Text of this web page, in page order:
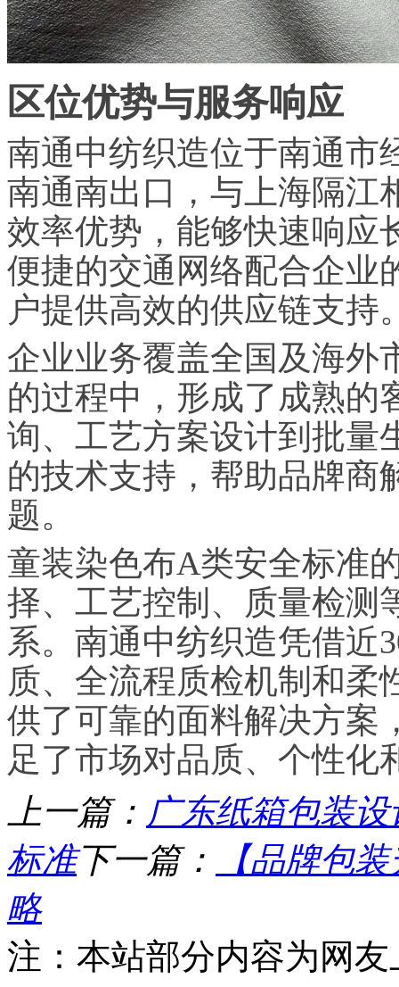
区位优势与服务响应
南通中纺织造位于南通市
南通南出口，与上海隔江
效率优势，能够快速响应
便捷的交通网络配合企业
户提供高效的供应链支持
企业业务覆盖全国及海外
的过程中，形成了成熟的
询、工艺方案设计到批量
的技术支持，帮助品牌商
题。
童装染色布A类安全标准
择、工艺控制、质量检测
系。南通中纺织造凭借近
质、全流程质检机制和柔
供了可靠的面料解决方案
足了市场对品质、个性化
上一篇： 广东纸箱包装
标准下一篇：
【品牌包
略
注：本站部分内容为网